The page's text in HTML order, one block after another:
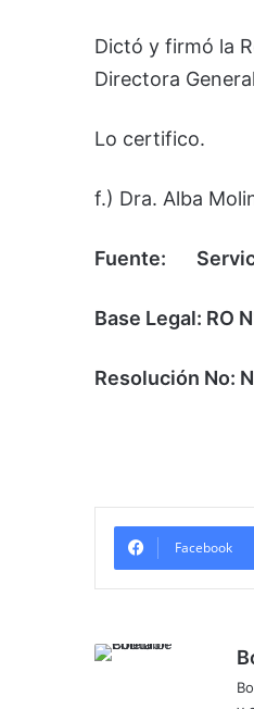
Dictó y firmó la
Directora
Lo certifico.
f.) Dra. Alba
Fuente:
Base Legal: RO
Resolución No:
Facebook